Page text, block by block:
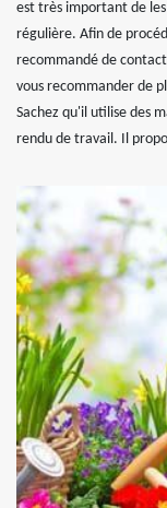
est très important de
régulière. Afin de
recommandé de
vous recommander de
Sachez qu'il utilise des
rendu de travail. Il